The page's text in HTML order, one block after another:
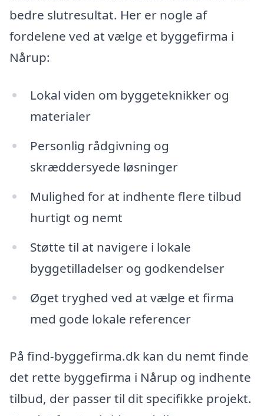
bedre slutresultat. Her er nogle af
fordelene ved at vælge et byggefirma i
Nårup:
Lokal viden om byggeteknikker og
materialer
Personlig rådgivning og
skræddersyede løsninger
Mulighed for at indhente flere tilbud
hurtigt og nemt
Støtte til at navigere i lokale
byggetilladelser og godkendelser
Øget tryghed ved at vælge et firma
med gode lokale referencer
På find-byggefirma.dk kan du nemt finde
det rette byggefirma i Nårup og indhente
tilbud, der passer til dit specifikke projekt.